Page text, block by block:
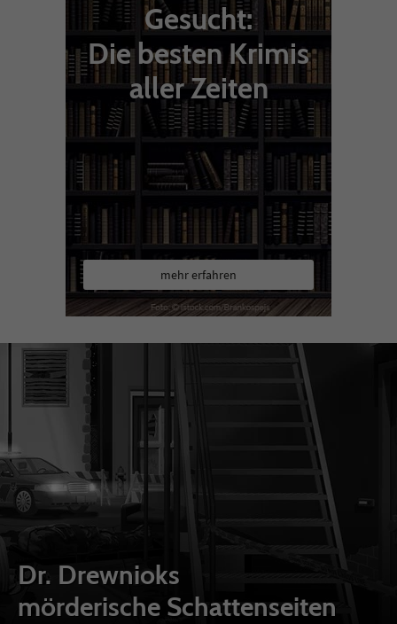
Gesucht:
Die besten Krimis
aller Zeiten
mehr erfahren
Dr. Drewnioks
mörderische Schattenseiten